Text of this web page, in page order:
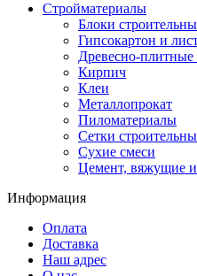
Стройматериалы
Блоки
Гипсокартон и
Древесно-
Кирпич
Клеи
Металлопрокат
Пиломатериалы
Сетки
Сухие смеси
Цемент, вяжущие
Информация
Оплата
Доставка
Наш адрес